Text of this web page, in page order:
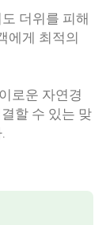
더위를 피해
에게 최적의
로운 자연경
할 수 있는 맞